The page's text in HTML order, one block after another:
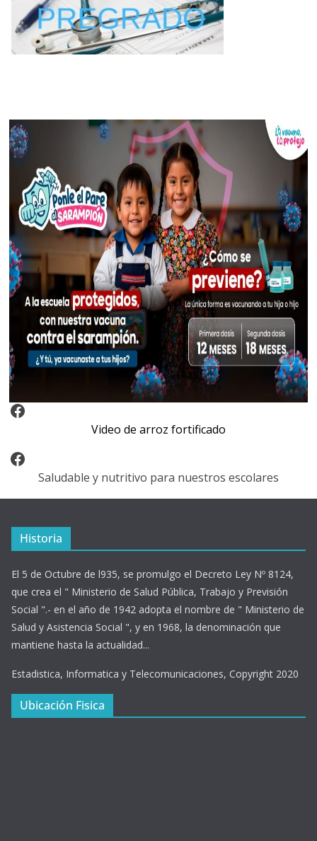
Video Arroz Fortificado
Video de arroz fortificado
Facebook
Saludable y nutritivo para nuestros escolares
Historia
El 5 de Octubre de l935, se promulgo el Decreto Ley Nº 8124,
que crea el " Ministerio de Salud Pública, Trabajo y Previsión
Social ".- en el año de 1942 adopta el nombre de " Ministerio de
Salud y Asistencia Social ", y en 1968, la denominación que
mantiene hasta la actualidad...
Estadistica, Informatica y Telecomunicaciones, Copyright 2020
Ubicación Fisica